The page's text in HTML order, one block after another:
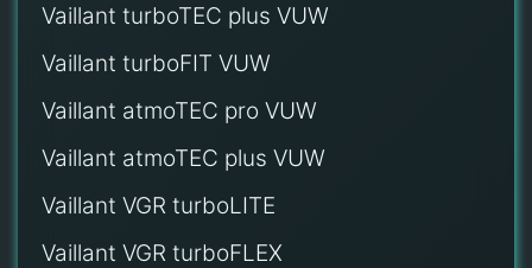
Vaillant turboTEC plus VUW
Vaillant turboFIT VUW
Vaillant atmoTEC pro VUW
Vaillant atmoTEC plus VUW
Vaillant VGR turboLITE
Vaillant VGR turboFLEX